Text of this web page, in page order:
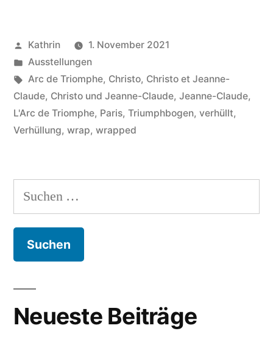
(Christo-
wrapped)“
Veröffentlicht
von
Kathrin
1. November 2021
Veröffentlicht
in
Ausstellungen
Schlagwörter:
Arc de Triomphe, Christo, Christo et Jeanne-
Claude, Christo und Jeanne-Claude, Jeanne-Claude,
L'Arc de Triomphe, Paris, Triumphbogen, verhüllt,
Verhüllung, wrap, wrapped
Suchen
nach:
Neueste Beiträge